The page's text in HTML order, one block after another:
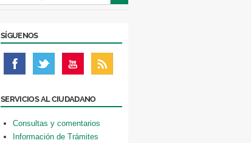
SÍGUENOS
SERVICIOS AL CIUDADANO
Consultas y comentarios
Información de Trámites